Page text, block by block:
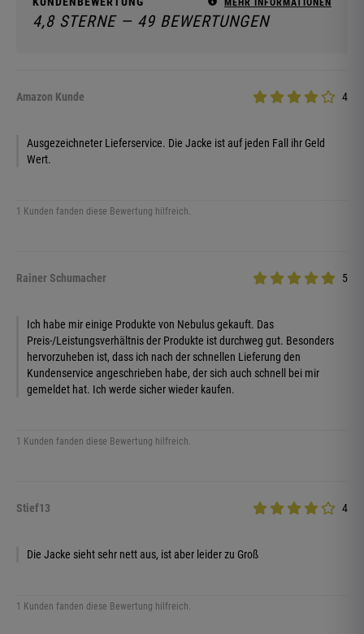
MEHR INFORMATIONEN
4,8 STERNE — 49 BEWERTUNGEN
Amazon Kunde 4
Ausgezeichneter Lieferservice. Die Jacke ist auf jeden Fall ihr Geld
Wert.
1 Kunden fanden diese Bewertung hilfreich.
Rainer Schumacher 5
Ich habe mir einige Produkte von Nebulus gekauft. Das
Preis-/Leistungsverhältnis der Produkte ist durchweg gut. Besonders
hervorzuheben ist, dass ich nach der schnellen Lieferung den
Kundenservice angeschrieben habe, der sich auch schnell bei mir
gemeldet hat. Ich werde sicher wieder kaufen.
1 Kunden fanden diese Bewertung hilfreich.
Stief13 4
Die Jacke sieht sehr nett aus, ist aber leider zu Groß
1 Kunden fanden diese Bewertung hilfreich.